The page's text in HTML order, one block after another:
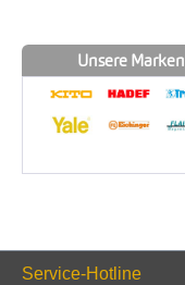
Unsere Marken
Service-Hotline